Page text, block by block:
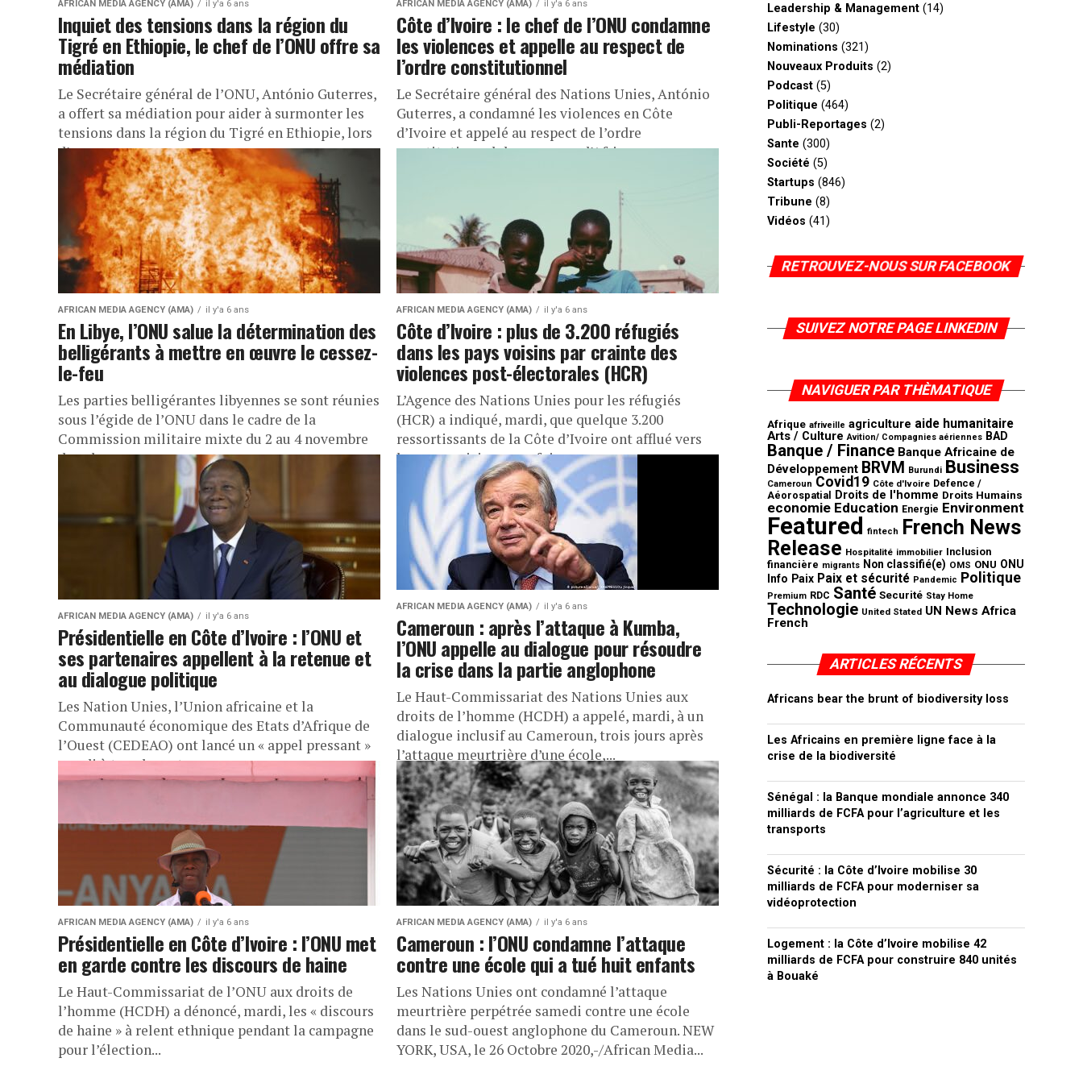
AFRICAN MEDIA AGENCY (AMA) il y'a 6 ans
Inquiet des tensions dans la région du
Tigré en Ethiopie, le chef de l’ONU offre sa
médiation
Le Secrétaire général de l’ONU, António Guterres,
a offert sa médiation pour aider à surmonter les
tensions dans la région du Tigré en Ethiopie, lors
d’une...
AFRICAN MEDIA AGENCY (AMA) il y'a 6 ans
Côte d’Ivoire : le chef de l’ONU condamne
les violences et appelle au respect de
l’ordre constitutionnel
Le Secrétaire général des Nations Unies, António
Guterres, a condamné les violences en Côte
d’Ivoire et appelé au respect de l’ordre
constitutionnel dans ce pays d’Afrique...
AFRICAN MEDIA AGENCY (AMA) il y'a 6 ans
En Libye, l’ONU salue la détermination des
belligérants à mettre en œuvre le cessez-
le-feu
Les parties belligérantes libyennes se sont réunies
sous l’égide de l’ONU dans le cadre de la
Commission militaire mixte du 2 au 4 novembre
dans la...
AFRICAN MEDIA AGENCY (AMA) il y'a 6 ans
Côte d’Ivoire : plus de 3.200 réfugiés
dans les pays voisins par crainte des
violences post-électorales (HCR)
L’Agence des Nations Unies pour les réfugiés
(HCR) a indiqué, mardi, que quelque 3.200
ressortissants de la Côte d’Ivoire ont afflué vers
les pays voisins, pour fuir...
AFRICAN MEDIA AGENCY (AMA) il y'a 6 ans
Présidentielle en Côte d’Ivoire : l’ONU et
ses partenaires appellent à la retenue et
au dialogue politique
Les Nation Unies, l’Union africaine et la
Communauté économique des Etats d’Afrique de
l’Ouest (CEDEAO) ont lancé un « appel pressant »
mardi à tous les acteurs...
AFRICAN MEDIA AGENCY (AMA) il y'a 6 ans
Cameroun : après l’attaque à Kumba,
l’ONU appelle au dialogue pour résoudre
la crise dans la partie anglophone
Le Haut-Commissariat des Nations Unies aux
droits de l’homme (HCDH) a appelé, mardi, à un
dialogue inclusif au Cameroun, trois jours après
l’attaque meurtrière d’une école,...
AFRICAN MEDIA AGENCY (AMA) il y'a 6 ans
Présidentielle en Côte d’Ivoire : l’ONU met
en garde contre les discours de haine
Le Haut-Commissariat de l’ONU aux droits de
l’homme (HCDH) a dénoncé, mardi, les « discours
de haine » à relent ethnique pendant la campagne
pour l’élection...
AFRICAN MEDIA AGENCY (AMA) il y'a 6 ans
Cameroun : l’ONU condamne l’attaque
contre une école qui a tué huit enfants
Les Nations Unies ont condamné l’attaque
meurtrière perpétrée samedi contre une école
dans le sud-ouest anglophone du Cameroun. NEW
YORK, USA, le 26 Octobre 2020,-/African Media...
Leadership & Management (14)
Lifestyle (30)
Nominations (321)
Nouveaux Produits (2)
Podcast (5)
Politique (464)
Publi-Reportages (2)
Sante (300)
Société (5)
Startups (846)
Tribune (8)
Vidéos (41)
RETROUVEZ-NOUS SUR FACEBOOK
SUIVEZ NOTRE PAGE LINKEDIN
NAVIGUER PAR THÈMATIQUE
Afrique afriveille agriculture aide humanitaire
Arts / Culture Avition/ Compagnies aériennes BAD
Banque / Finance Banque Africaine de
Développement BRVM Burundi Business
Cameroun Covid19 Côte d'Ivoire Defence /
Aéorospatial Droits de l'homme Droits Humains
economie Education Energie Environment
Featured fintech
French News
Release Hospitalité immobilier Inclusion
financière migrants Non classifié(e) OMS ONU ONU
Info Paix Paix et sécurité Pandemic Politique
Premium RDC Santé Securité Stay Home
Technologie United Stated UN News Africa
French
ARTICLES RÉCENTS
Africans bear the brunt of biodiversity loss
Les Africains en première ligne face à la
crise de la biodiversité
Sénégal : la Banque mondiale annonce 340
milliards de FCFA pour l’agriculture et les
transports
Sécurité : la Côte d’Ivoire mobilise 30
milliards de FCFA pour moderniser sa
vidéoprotection
Logement : la Côte d’Ivoire mobilise 42
milliards de FCFA pour construire 840 unités
à Bouaké